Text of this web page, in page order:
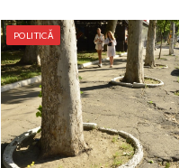
POLITICĂ